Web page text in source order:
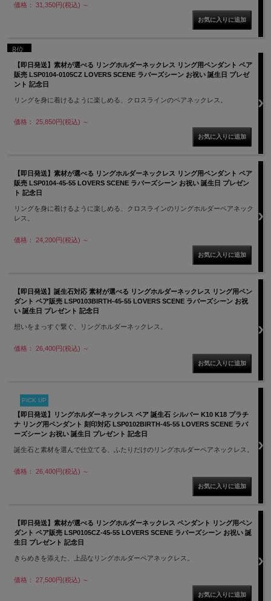
価格： 31,350円(税込) ～
8位
【即日発送】素材が選べる リングホルダーネックレス リング用ペンダント ペア
販売 LSP0104-0105CZ LOVERS SCENE ラバーズシーン お祝い 誕生日 プレゼ
ント 記念日
リングを身に着けるように楽しめる、クロスラインのペアネックレス。
価格： 25,850円(税込) ～
【即日発送】素材が選べる リングホルダーネックレス リング用ペンダント ペア
販売 LSP0104-45-55 LOVERS SCENE ラバーズシーン お祝い 誕生日 プレゼン
ト 記念日
リングを身に着けるように楽しめる、クロスラインのリングホルダーペアネック
レス。
価格： 24,200円(税込) ～
【即日発送】誕生石対応 素材が選べる リングホルダーネックレス リング用ペン
ダント ペア販売 LSP0103BIRTH-45-55 LOVERS SCENE ラバーズシーン お祝
い 誕生日 プレゼント 記念日
想いをまっすぐ繋ぐ、リングホルダーネックレス。
価格： 26,400円(税込) ～
PICK UP
【即日発送】リングホルダーネックレス ペア 誕生石 シルバー K10 K18 プラチ
ナ リング用ペンダント 刻印対応 LSP0102BIRTH-45-55 LOVERS SCENE ラバ
ーズシーン お祝い 誕生日 プレゼント 記念日
誕生石と素材を選んで仕立てる、ふたりだけのリングホルダーペアネックレス。
価格： 26,400円(税込) ～
【即日発送】素材が選べる リングホルダーネックレス ペンダント リング用ペン
ダント ペア販売 LSP0105CZ-45-55 LOVERS SCENE ラバーズシーン お祝い 誕
生日 プレゼント 記念日
きらめきを添えた、上品なリングホルダーペアネックレス。
価格： 27,500円(税込) ～